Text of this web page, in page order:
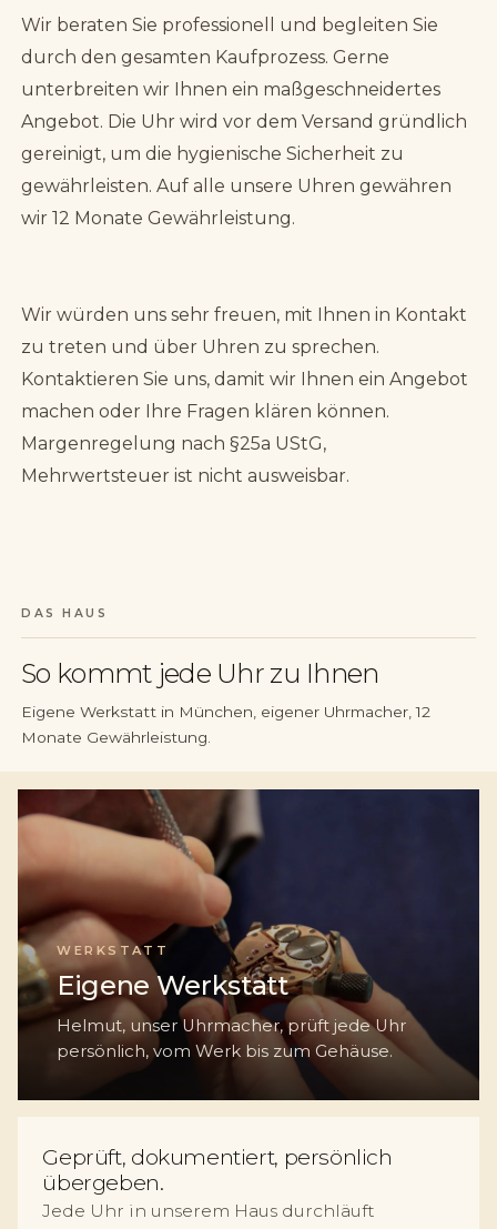
Wir beraten Sie professionell und begleiten Sie
durch den gesamten Kaufprozess. Gerne
unterbreiten wir Ihnen ein maßgeschneidertes
Angebot. Die Uhr wird vor dem Versand gründlich
gereinigt, um die hygienische Sicherheit zu
gewährleisten. Auf alle unsere Uhren gewähren
wir 12 Monate Gewährleistung.
Wir würden uns sehr freuen, mit Ihnen in Kontakt
zu treten und über Uhren zu sprechen.
Kontaktieren Sie uns, damit wir Ihnen ein Angebot
machen oder Ihre Fragen klären können.
Margenregelung nach §25a UStG,
Mehrwertsteuer ist nicht ausweisbar.
DAS HAUS
So kommt jede Uhr zu Ihnen
Eigene Werkstatt in München, eigener Uhrmacher, 12
Monate Gewährleistung.
WERKSTATT
Eigene Werkstatt
Helmut, unser Uhrmacher, prüft jede Uhr
persönlich, vom Werk bis zum Gehäuse.
Geprüft, dokumentiert, persönlich
übergeben.
Jede Uhr in unserem Haus durchläuft